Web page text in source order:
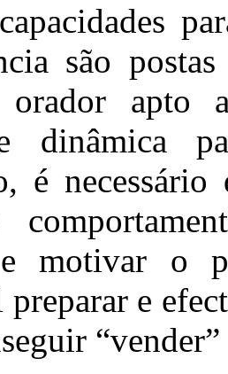
são
apto
dinâmica
é
motivar o
e